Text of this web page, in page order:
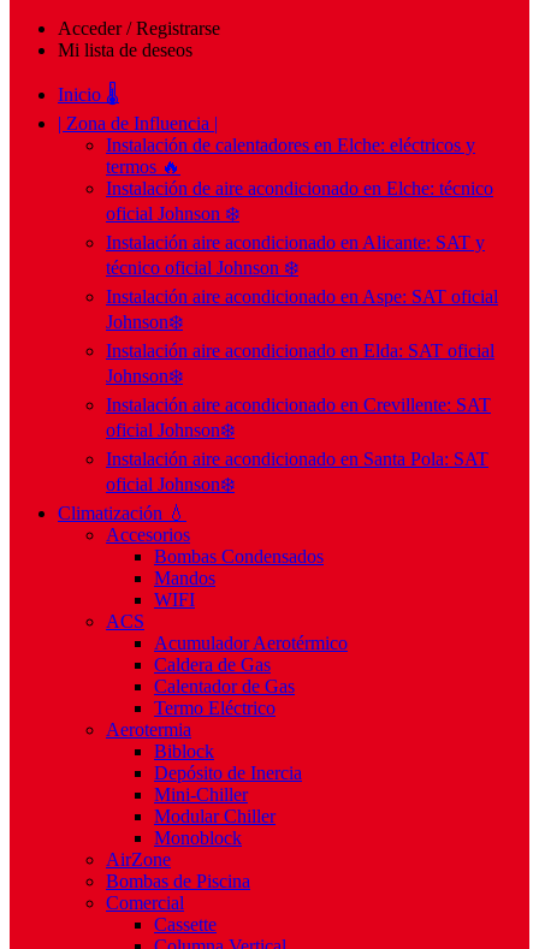
Acceder / Registrarse
Mi lista de deseos
Inicio 🌡️
| Zona de Influencia |
Instalación de calentadores en Elche: eléctricos y
termos 🔥
Instalación de aire acondicionado en Elche: técnico
oficial Johnson ❄️
Instalación aire acondicionado en Alicante: SAT y
técnico oficial Johnson ❄️
Instalación aire acondicionado en Aspe: SAT oficial
Johnson❄️
Instalación aire acondicionado en Elda: SAT oficial
Johnson❄️
Instalación aire acondicionado en Crevillente: SAT
oficial Johnson❄️
Instalación aire acondicionado en Santa Pola: SAT
oficial Johnson❄️
Climatización 💧
Accesorios
Bombas Condensados
Mandos
WIFI
ACS
Acumulador Aerotérmico
Caldera de Gas
Calentador de Gas
Termo Eléctrico
Aerotermia
Biblock
Depósito de Inercia
Mini-Chiller
Modular Chiller
Monoblock
AirZone
Bombas de Piscina
Comercial
Cassette